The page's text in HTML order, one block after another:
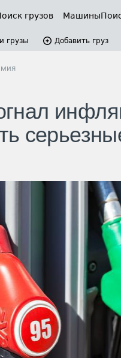
грузов Машины
грузы Добавить груз